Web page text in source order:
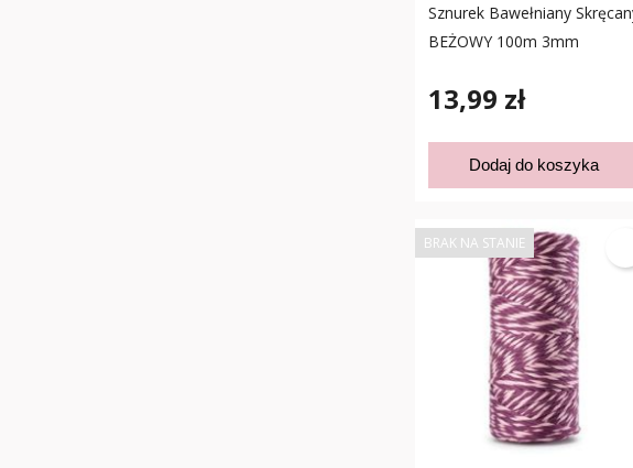
Sznurek Bawełniany
BEŻOWY 100m 3mm
13,99 zł
Dodaj do koszyka
BRAK NA STANIE